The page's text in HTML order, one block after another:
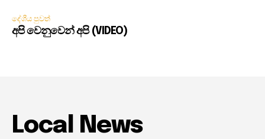
දේශීය පුවත්
අපි වෙනුවෙන් අපි (VIDEO)
Local News